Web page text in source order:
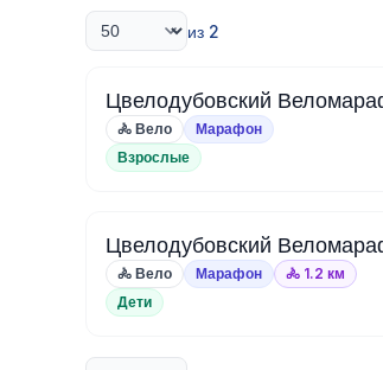
из 2
Цвелодубовский
🚴 Вело Марафон
Взрослые
Цвелодубовский
🚴 Вело Марафон 🚴 1.2 км
Дети